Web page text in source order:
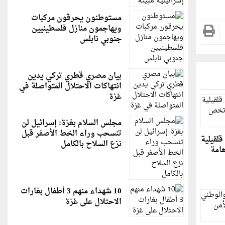
مستوطنون يحرقون مركبات
ويهاجمون منازل فلسطينيين
جنوبي نابلس
بيان مصري قطري تركي يدين
انتهاكات الاحتلال المتواصلة في
غزة
مجلس السلام بغزة: إسرائيل لن
تنسحب وراء الخط الأصفر قبل
نزع السلاح بالكامل
10 شهداء منهم 3 أطفال بغارات
الاحتلال على غزة